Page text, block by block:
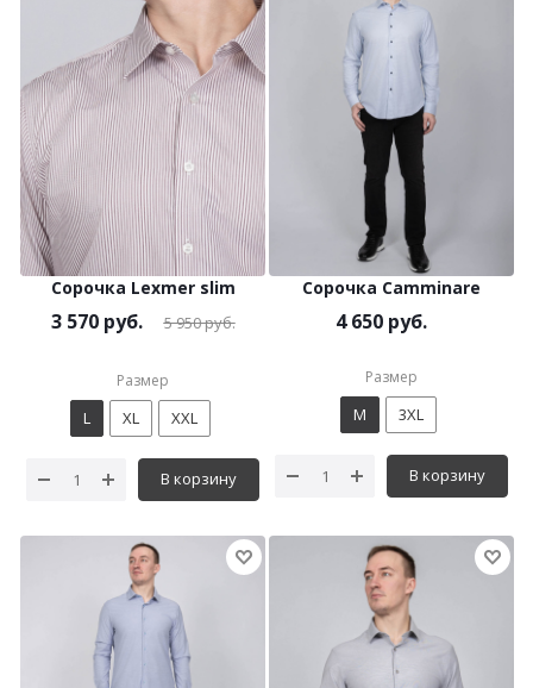
Сорочка Lexmer slim
3 570руб. 5 950руб.
Размер
L XL XXL
В корзину
Сорочка Camminare
4 650 руб.
Размер
M 3XL
В корзину